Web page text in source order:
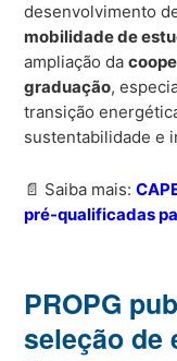
desenvolvimento
mobilidade de
ampliação da
graduação,
transição
sustentabilidade e
📄 Saiba mais:
pré-qualificadas
PROPG
seleção de